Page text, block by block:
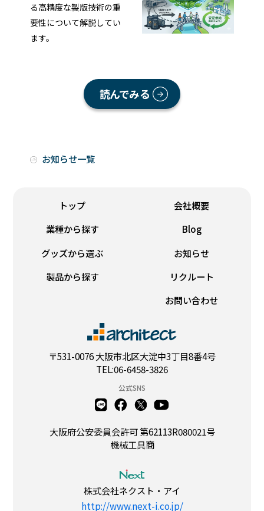
る高精度な製版技術の重
要性について解説してい
ます。
読んでみる
お知らせ一覧
〒531-0076 大阪市北区大淀中3丁目8番4号
TEL:06-6458-3826
公式SNS
大阪府公安委員会許可 第62113R080021号
機械工具商
トップ
業種から探す
グッズから選ぶ
製品から探す
会社概要
Blog
お知らせ
リクルート
お問い合わせ
株式会社ネクスト・アイ
http://www.next-i.co.jp/